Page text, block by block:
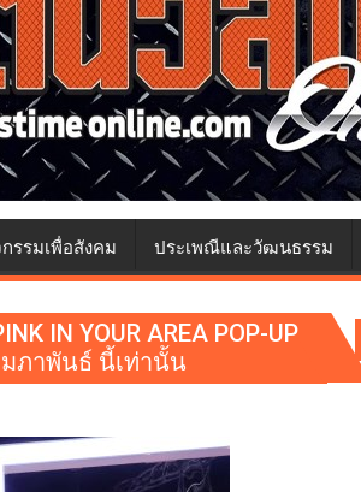
รรมเพื่อสังคม ประเพณีและวัฒนธรรม
IN YOUR AREA POP-UP
มภาพันธ์ นี้เท่านั้น